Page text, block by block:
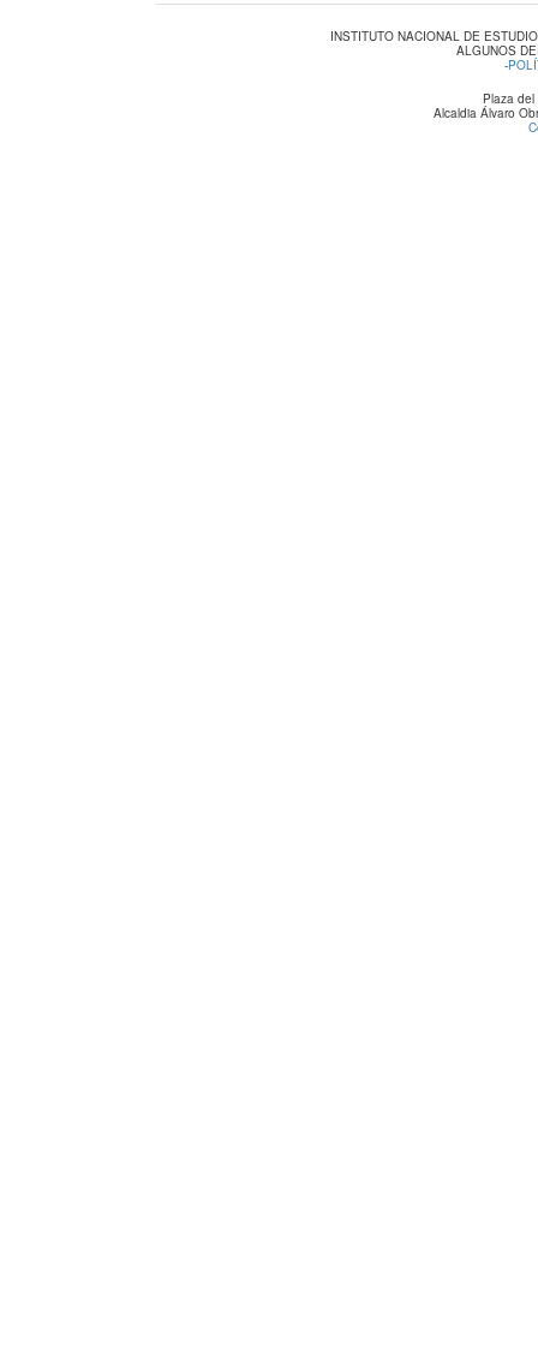
INSTITUTO NACIONAL DE
ALGUNOS
-
Plaza
Alcaldia Álvaro